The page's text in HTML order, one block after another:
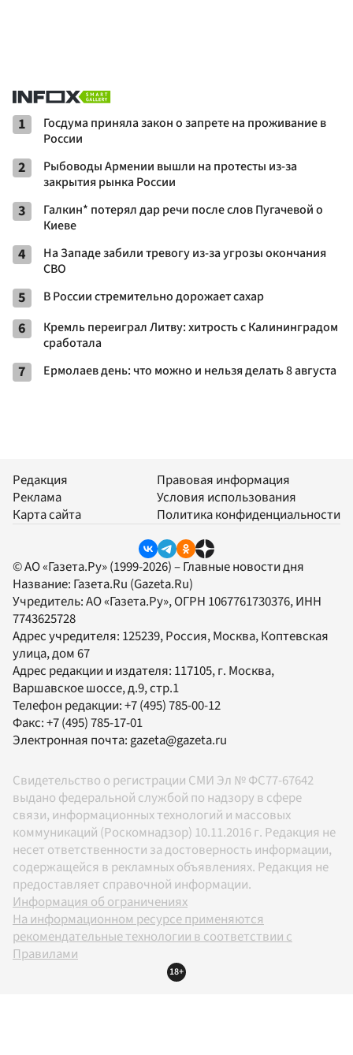
1
Госдума приняла закон о запрете на проживание в
России
2
Рыбоводы Армении вышли на протесты из-за
закрытия рынка России
3
Галкин* потерял дар речи после слов Пугачевой о
Киеве
4
На Западе забили тревогу из-за угрозы окончания
СВО
5 В России стремительно дорожает сахар
6
Кремль переиграл Литву: хитрость с Калининградом
сработала
7 Ермолаев день: что можно и нельзя делать 8 августа
Редакция
Реклама
Карта сайта
Правовая информация
Условия использования
Политика конфиденциальности
© АО «Газета.Ру» (1999-2026) – Главные новости дня
Название: Газета.Ru (Gazeta.Ru)
Учредитель:АО «Газета.Ру», ОГРН 1067761730376, ИНН
7743625728
Адрес учредителя: 125239, Россия, Москва, Коптевская
улица, дом 67
Адрес редакции и издателя: 117105, г. Москва,
Варшавское шоссе, д.9, стр.1
Телефон редакции:+7 (495) 785-00-12
Факс:+7 (495) 785-17-01
Электронная почта:gazeta@gazeta.ru
Свидетельство о регистрации СМИ Эл № ФС77-67642
выдано федеральной службой по надзору в сфере
связи, информационных технологий и массовых
коммуникаций (Роскомнадзор) 10.11.2016 г. Редакция не
несет ответственности за достоверность информации,
содержащейся в рекламных объявлениях. Редакция не
предоставляет справочной информации.
Информация об ограничениях
На информационном ресурсе применяются
рекомендательные технологии в соответствии с
Правилами
18+